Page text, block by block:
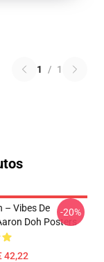
1 / 1
– Vibes De
Doh Posters
42,22
-20%